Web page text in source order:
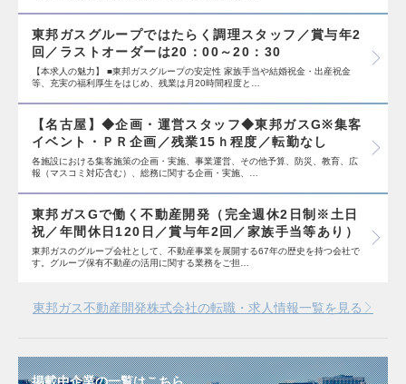
東邦ガスグループではたらく調理スタッフ／賞与年2
回／ラストオーダーは20：00～20：30
【本求人の魅力】 ■東邦ガスグループの安定性 家族手当や結婚祝金・出産祝金
等、充実の福利厚生をはじめ、残業は月20時間程度と…
【名古屋】◆企画・運営スタッフ◆東邦ガスG※集客
イベント・ＰＲ企画／残業15ｈ程度／転勤なし
各施設における集客施策の企画・実施、事業運営、その他予算、防災、教育、広
報（マスコミ対応含む）、総務に関する企画・実施、…
東邦ガスGで働く不動産開発（完全週休2日制※土日
祝／年間休日120日／賞与年2回／家族手当等あり）
東邦ガスのグループ会社として、不動産事業を展開する67年の歴史を持つ会社で
す。グループ保有不動産の活用に関する業務をご担…
東邦ガス不動産開発株式会社の転職・求人情報一覧を見る